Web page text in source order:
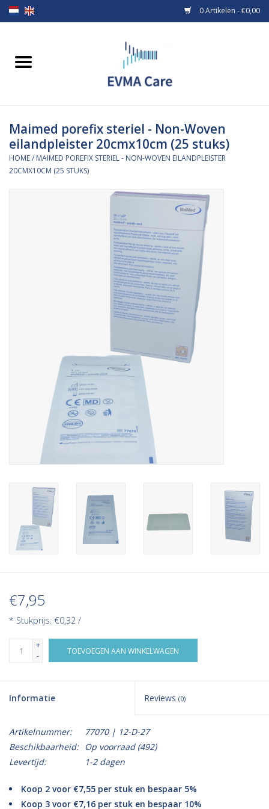
0 Artikelen - €0,00
Home
Borstvoeding
Voeding
Waterdichte pleisters:
wanneer kies je ervoor en
welke zijn het beste?
Maimed porefix steriel - Non-Woven
eilandpleister 20cmx10cm (25 stuks)
HOME/ MAIMED POREFIX STERIEL - NON-WOVEN EILANDPLEISTER
20CMX10CM (25 STUKS)
€7,95
* Stukprijs: €0,32 /
+
-
TOEVOEGEN AAN WINKELWAGEN
Informatie Reviews (0)
Artikelnummer:
77070 | 12-D-27
Beschikbaarheid: Op voorraad(492)
Levertijd:
1-2 dagen
Koop 2 voor €7,55 per stuk en bespaar 5%
Koop 3 voor €7,16 per stuk en bespaar 10%